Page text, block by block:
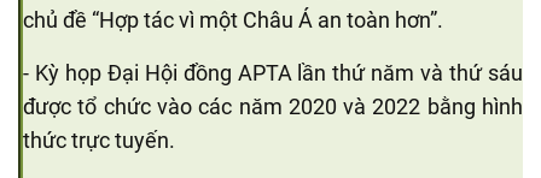
chủ đề “Hợp tác vì một Châu Á an toàn hơn”.
- Kỳ họp Đại Hội đồng APTA lần thứ năm và thứ sáu
được tổ chức vào các năm 2020 và 2022 bằng hình
thức trực tuyến.